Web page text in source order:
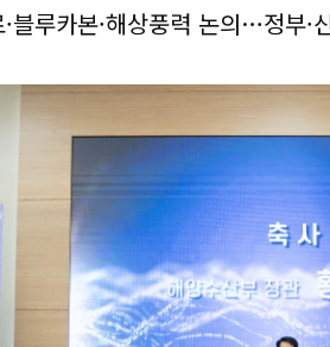
블루카본·해상풍력 논의…정부·